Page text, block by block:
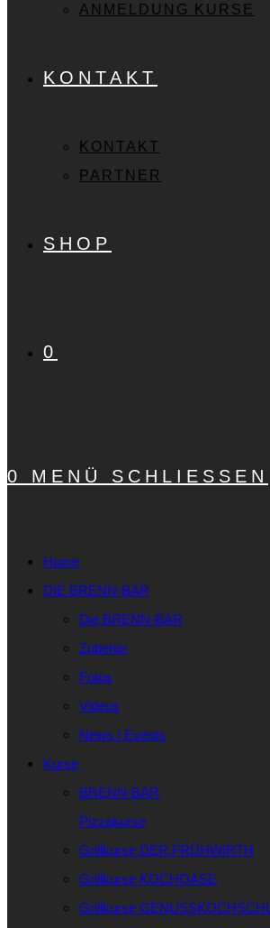
ANMELDUNG KURSE
KONTAKT
KONTAKT
PARTNER
SHOP
0
0 MENÜ SCHLIESSEN
Home
DIE BRENN-BAR
Die BRENN-BAR
Zubehör
Fotos
Videos
News / Events
Kurse
BRENN-BAR
Pizzakurse
Grillkurse DER.FRÜHWIRTH
Grillkurse KOCHOASE
Grillkurse